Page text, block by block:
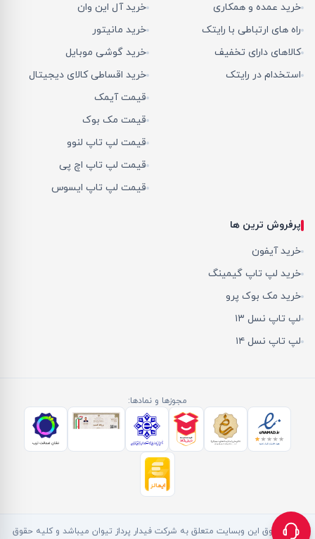
خرید عمده و همکاری
راه های ارتباطی با رایتک
کالاهای دارای تخفیف
استخدام در رایتک
خرید آل این وان
خرید مانیتور
خرید گوشی موبایل
خرید اقساطی کالای دیجیتال
قیمت آیمک
قیمت مک بوک
قیمت لپ تاپ لنوو
قیمت لپ تاپ اچ پی
قیمت لپ تاپ ایسوس
پرفروش ترین ها
خرید آیفون
خرید لپ تاپ گیمینگ
خرید مک بوک پرو
لپ تاپ نسل ۱۳
لپ تاپ نسل ۱۴
مجوزها و نمادها:
کلیه حقوق این وبسایت متعلق به شرکت فیدار پرداز تیوان میباشد و کلیه حقوق